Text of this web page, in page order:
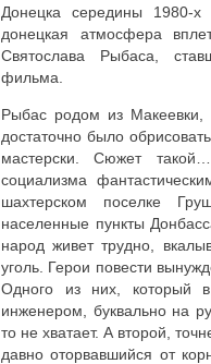
Донецка середины
донецкая атмосфера
Святослава Рыбаса,
фильма.
Рыбас родом из
достаточно было
мастерски. Сюжет
социализма
шахтерском поселке
населенные пункты
народ живет трудно,
уголь. Герои повести
Одного из них, который
инженером, буквально на
то не хватает. А второй,
давно оторвавшийся от